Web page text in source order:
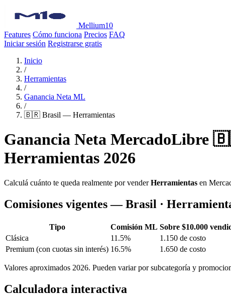
Mellium10
Features Cómo funciona Precios FAQ
Iniciar sesión Registrarse gratis
Inicio
/
Herramientas
/
Ganancia Neta ML
/
🇧🇷 Brasil — Herramientas
Ganancia Neta MercadoLibre
Herramientas 2026
Calculá cuánto te queda realmente por venderHerramientas en
Comisiones vigentes — Brasil ·
Tipo Comisión ML Sobre $10.000
Clásica
11.5%
1.150 de costo
Premium (con cuotas sin interés) 16.5% 1.650 de costo
Valores aproximados 2026. Pueden variar por subcategoría y
Calculadora interactiva